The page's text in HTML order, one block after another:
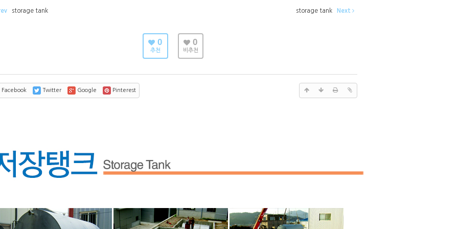
storage tank storage tank Next
0
추천
0
비추천
Facebook Twitter Google Pinterest